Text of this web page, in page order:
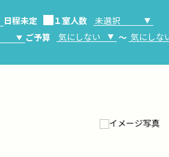
日程未定
１室人数
ご予算 ～